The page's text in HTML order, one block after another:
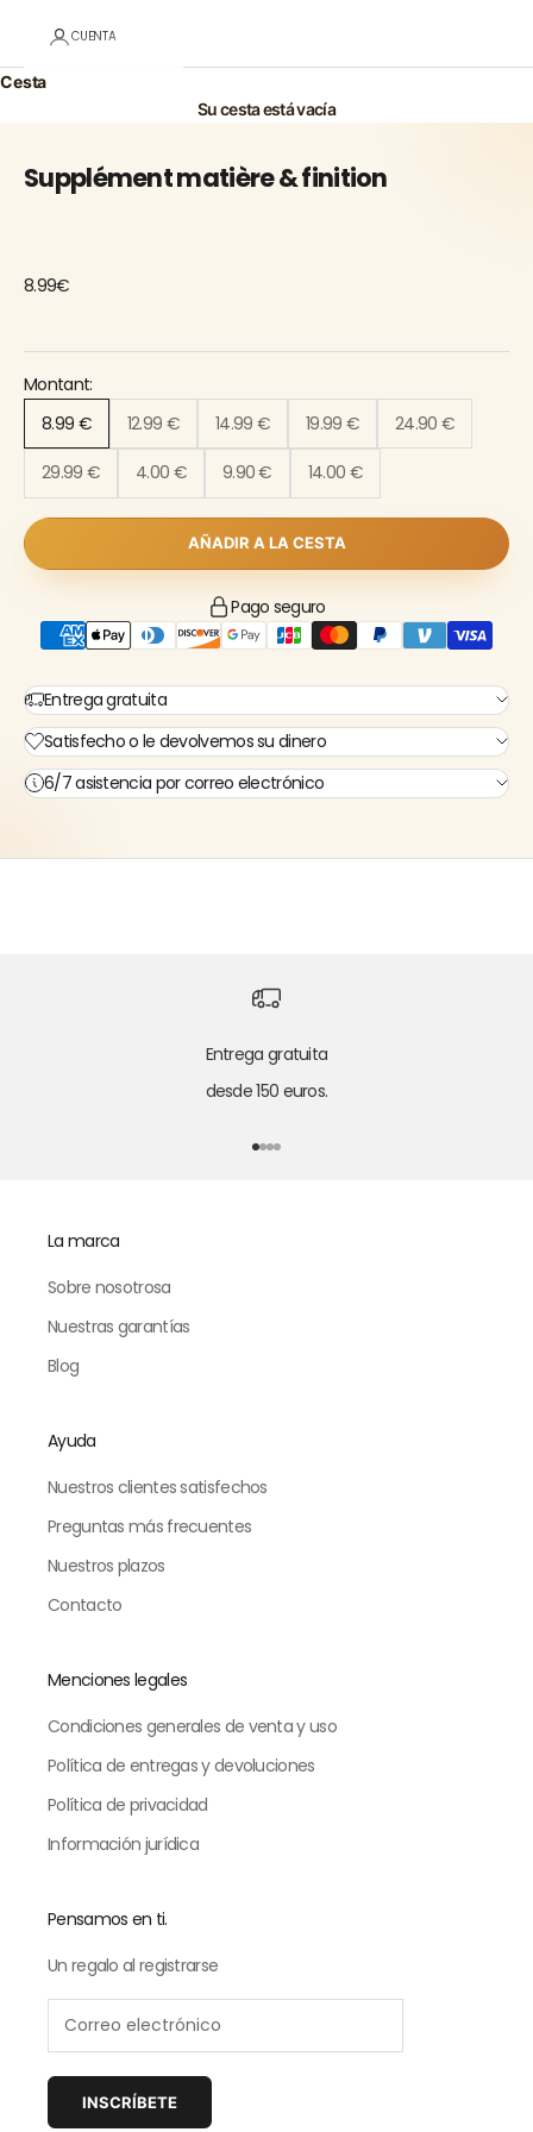
Γ
CUENTA
Cesta
Su cesta está vacía
Supplément matière & finition
8.99€
Montant:
8.99 €
12.99 € 14.99 € 19.99 € 24.90 €
29.99 € 4.00 € 9.90 € 14.00 €
AÑADIR A LA CESTA
Pago seguro
Entrega gratuita
Satisfecho o le devolvemos su dinero
6/7 asistencia por correo electrónico
Entrega gratuita
desde 150 euros.
Ir al punto 1
Ir al punto 2
Ir al punto 3
Ir al punto 4
La marca
Sobre nosotrosa
Nuestras garantías
Blog
Ayuda
Nuestros clientes satisfechos
Preguntas más frecuentes
Nuestros plazos
Contacto
Menciones legales
Condiciones generales de venta y uso
Política de entregas y devoluciones
Política de privacidad
Información jurídica
Pensamos en ti.
Un regalo al registrarse
INSCRÍBETE